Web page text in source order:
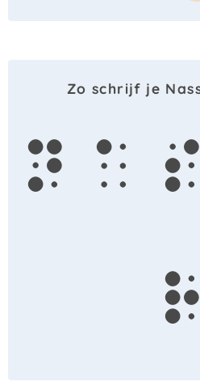
Zo schrijf je
n a s
r